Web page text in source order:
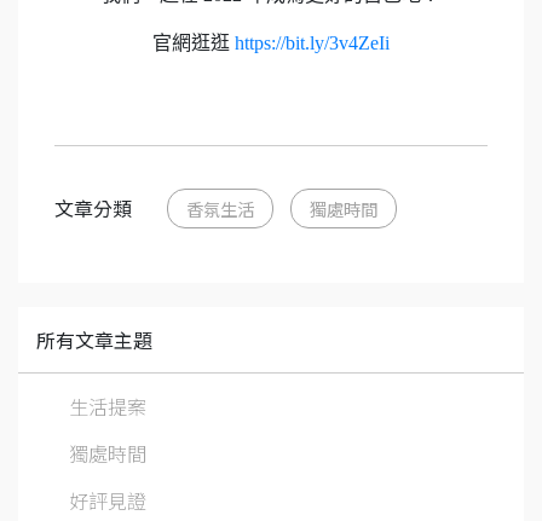
官網逛逛 https://bit.ly/3v4ZeIi
文章分類 香氛生活 獨處時間
所有文章主題
生活提案
獨處時間
好評見證